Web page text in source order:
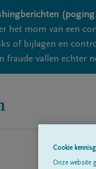
het mom van een
of bijlagen en
fraude vallen echter
Cookie
Onze website